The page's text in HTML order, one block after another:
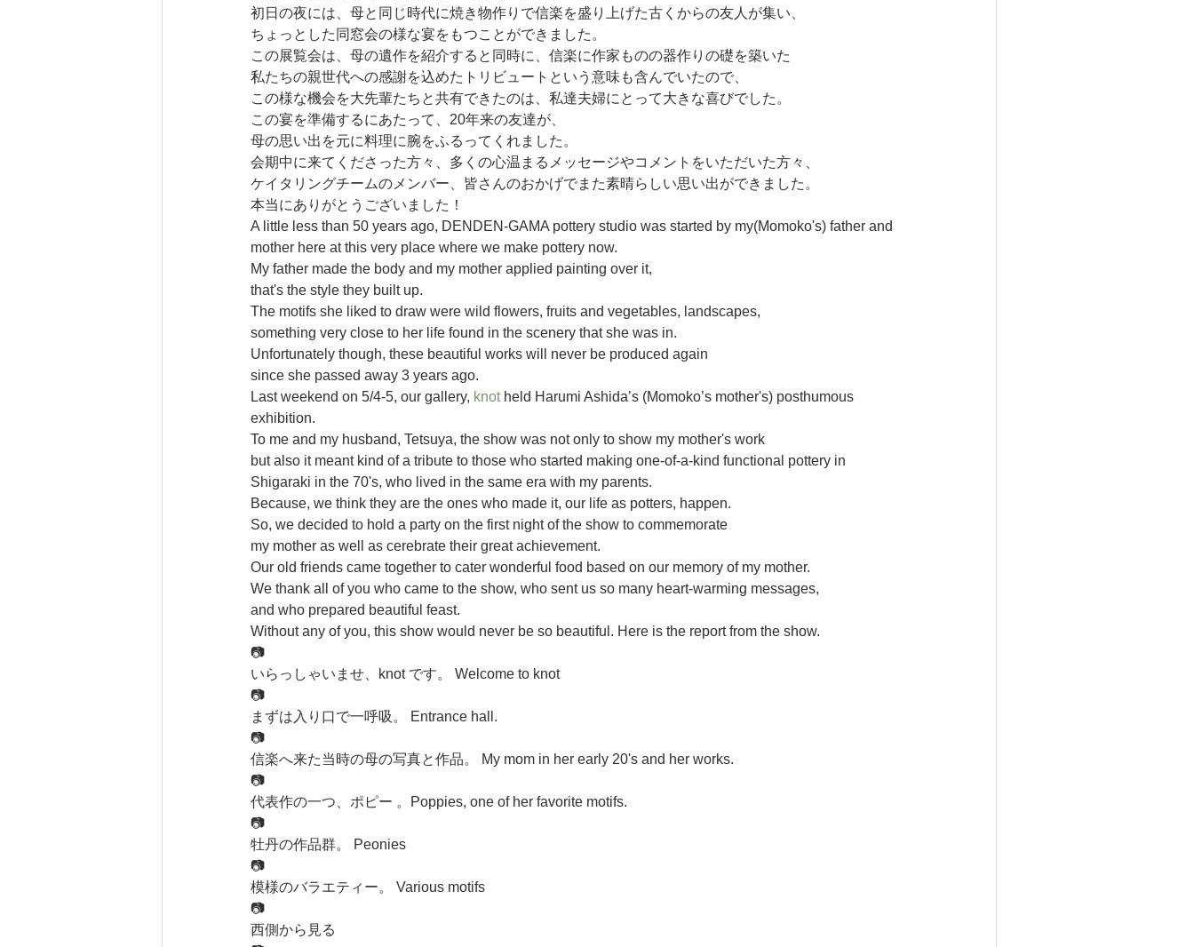
初日の夜には、母と同じ時代に焼き物作りで信楽を盛り上げた古くからの友人が集い、
ちょっとした同窓会の様な宴をもつことができました。
この展覧会は、母の遺作を紹介すると同時に、信楽に作家ものの器作りの礎を築いた
私たちの親世代への感謝を込めたトリビュートという意味も含んでいたので、
この様な機会を大先輩たちと共有できたのは、私達夫婦にとって大きな喜びでした。
この宴を準備するにあたって、20年来の友達が、
母の思い出を元に料理に腕をふるってくれました。
会期中に来てくださった方々、多くの心温まるメッセージやコメントをいただいた方々、
ケイタリングチームのメンバー、皆さんのおかげでまた素晴らしい思い出ができました。
本当にありがとうございました！
A little less than 50 years ago, DENDEN-GAMA pottery studio was started by my(Momoko's) father and
mother here at this very place where we make pottery now.
My father made the body and my mother applied painting over it,
that's the style they built up.
The motifs she liked to draw were wild flowers, fruits and vegetables, landscapes,
something very close to her life found in the scenery that she was in.
Unfortunately though, these beautiful works will never be produced again
since she passed away 3 years ago.
Last weekend on 5/4-5, our gallery, knot held Harumi Ashida’s (Momoko’s mother's) posthumous
exhibition.
To me and my husband, Tetsuya, the show was not only to show my mother's work
but also it meant kind of a tribute to those who started making one-of-a-kind functional pottery in
Shigaraki in the 70's, who lived in the same era with my parents.
Because, we think they are the ones who made it, our life as potters, happen.
So, we decided to hold a party on the first night of the show to commemorate
my mother as well as cerebrate their great achievement.
Our old friends came together to cater wonderful food based on our memory of my mother.
We thank all of you who came to the show, who sent us so many heart-warming messages,
and who prepared beautiful feast.
Without any of you, this show would never be so beautiful. Here is the report from the show.
📷
いらっしゃいませ、knot です。 Welcome to knot
📷
まずは入り口で一呼吸。 Entrance hall.
📷
信楽へ来た当時の母の写真と作品。 My mom in her early 20's and her works.
📷
代表作の一つ、ポピー 。Poppies, one of her favorite motifs.
📷
牡丹の作品群。 Peonies
📷
模様のバラエティー。 Various motifs
📷​
西側から見る